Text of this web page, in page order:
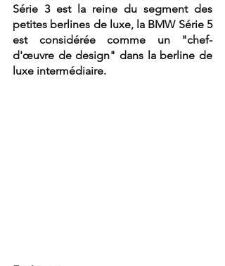
Série 3 est la reine du segment des
petites berlines de luxe, la BMW Série 5
est considérée comme un "chef-
d'œuvre de design" dans la berline de
luxe intermédiaire.